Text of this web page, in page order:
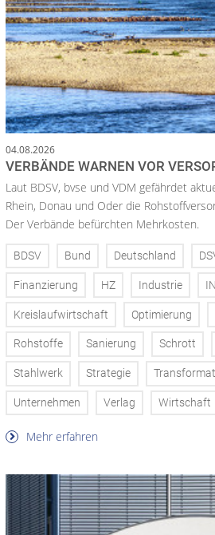
04.08.2026
VERBÄNDE WARNEN VOR
Laut BDSV, bvse und VDM gefährdet
Rhein, Donau und Oder die
Der Verbände befürchten Mehrkosten.
BDSV Bund Deutschland
Finanzierung HZ Industrie
Kreislaufwirtschaft Optimierung
Rohstoffe Sanierung Schrott
Stahlwerk Strategie
Unternehmen Verlag Wirtschaft
Mehr erfahren